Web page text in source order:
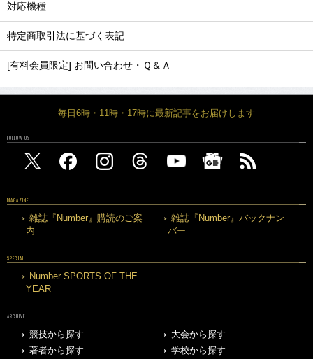
対応機種
特定商取引法に基づく表記
[有料会員限定] お問い合わせ・Ｑ＆Ａ
毎日6時・11時・17時に最新記事をお届けします
FOLLOW US
MAGAZINE
雑誌『Number』購読のご案
内
雑誌『Number』バックナン
バー
SPECIAL
Number SPORTS OF THE
YEAR
ARCHIVE
競技から探す
大会から探す
著者から探す
学校から探す